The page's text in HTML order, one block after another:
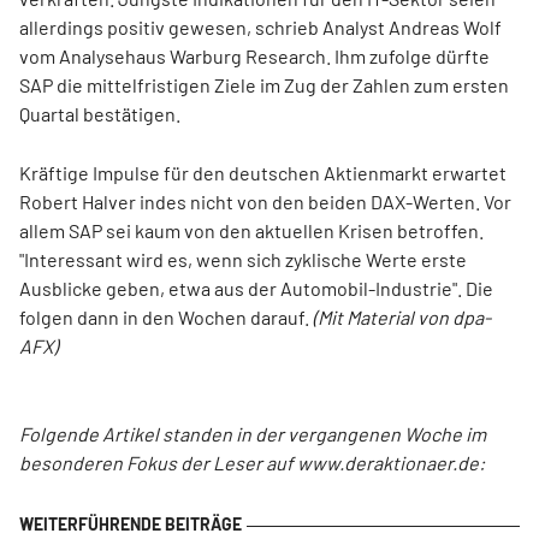
allerdings positiv gewesen, schrieb Analyst Andreas Wolf
vom Analysehaus Warburg Research. Ihm zufolge dürfte
SAP die mittelfristigen Ziele im Zug der Zahlen zum ersten
Quartal bestätigen.
Kräftige Impulse für den deutschen Aktienmarkt erwartet
Robert Halver indes nicht von den beiden DAX-Werten. Vor
allem SAP sei kaum von den aktuellen Krisen betroffen.
"Interessant wird es, wenn sich zyklische Werte erste
Ausblicke geben, etwa aus der Automobil-Industrie". Die
folgen dann in den Wochen darauf. (Mit Material von dpa-
AFX)
Folgende Artikel standen in der vergangenen Woche im
besonderen Fokus der Leser auf www.deraktionaer.de: